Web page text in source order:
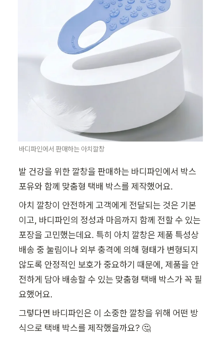
바디파인에서 판매하는 아치깔창
발 건강을 위한 깔창을 판매하는 바디파인에서 박스
포유와 함께 맞춤형 택배 박스를 제작했어요.
아치 깔창이 안전하게 고객에게 전달되는 것은 기본
이고, 바디파인의 정성과 마음까지 함께 전할 수 있는
포장을 고민했는데요. 특히 아치 깔창은 제품 특성상
배송 중 눌림이나 외부 충격에 의해 형태가 변형되지
않도록 안정적인 보호가 중요하기 때문에, 제품을 안
전하게 담아 배송할 수 있는 맞춤형 택배 박스가 꼭 필
요했어요.
그렇다면 바디파인은 이 소중한 깔창을 위해 어떤 방
식으로 택배 박스를 제작했을까요? 🤔